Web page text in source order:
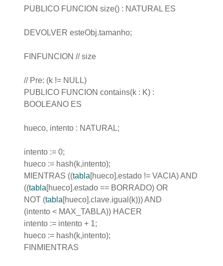
PUBLICO FUNCION size() : NATURAL ES
DEVOLVER esteObj.tamanho;
FINFUNCION // size
// Pre: (k != NULL)
PUBLICO FUNCION contains(k : K) :
BOOLEANO ES
hueco, intento : NATURAL;
intento := 0;
hueco := hash(k,intento);
MIENTRAS ((tabla[hueco].estado != VACIA) AND
((tabla[hueco].estado == BORRADO) OR
NOT (tabla[hueco].clave.igual(k))) AND
(intento < MAX_TABLA)) HACER
intento := intento + 1;
hueco := hash(k,intento);
FINMIENTRAS